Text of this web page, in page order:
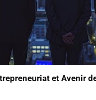
et Avenir